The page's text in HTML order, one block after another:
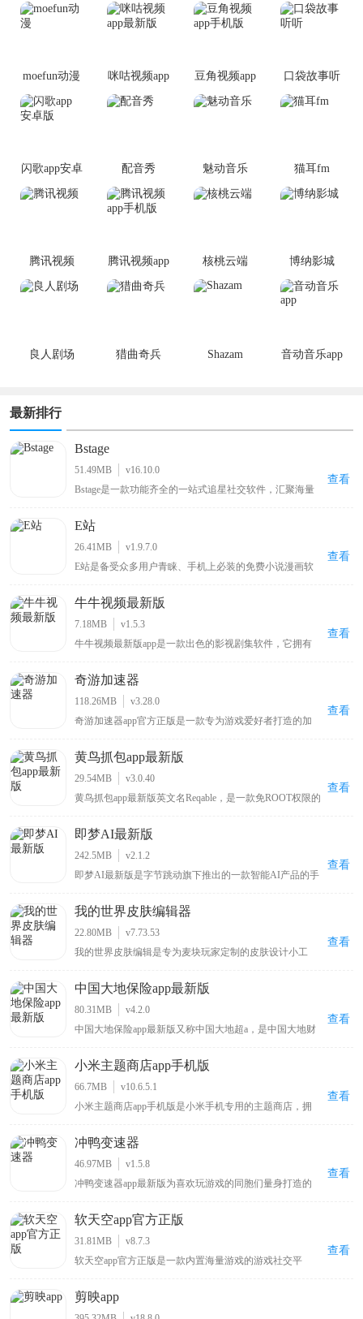
moefun动漫
咪咕视频app
最新版
豆角视频app
手机版
口袋故事听
闪歌app安卓
版
配音秀 魅动音乐 猫耳fm
腾讯视频
腾讯视频app
手机版
核桃云端 博纳影城
良人剧场 猎曲奇兵 Shazam 音动音乐app
最新排行
Bstage
51.49MB
v16.10.0
Bstage是一款功能齐全的一站式追星社交软件，汇聚海量
解，同时提供星粉互动、粉丝社交、音源试听、周边选
购、线下活动报名等全套追星服务。界面简洁清爽、分类
清晰，操作简单易上手，全方位满足用户日常追星、互动
交友、资源收藏的多样化需求。
查看
E站
26.41MB
v1.9.7.0
E站是备受众多用户青睐、手机上必装的免费小说漫画软
该新版本软件将各种功能免费提供给用户，为漫画爱好者
带来丰富多样且免费便捷的阅读体验 。
查看
牛牛视频最新版
7.18MB
v1.5.3
牛牛视频最新版app是一款出色的影视剧集软件，它拥有
随心播放这些影视内容，让用户畅享沉浸式的大片观看体
验，满足不同用户多样化的影视观看需求。
查看
奇游加速器
118.26MB
v3.28.0
奇游加速器app官方正版是一款专为游戏爱好者打造的加
予全面的服务确保。此软件采用先进加速技术，智能选择
最好服务器，优化数据传输方法，降低延迟和遗失，提升
您的游戏体验。无论您是热衷使命召唤战区、王者荣耀国
际服、PUBGM，或是DNFM、刺激战场、吃鸡外服等国
数据连接，保证您在游戏里能够享受到顺畅的游戏速度和
稳定的联络。
查看
黄鸟抓包app最新版
29.54MB
v3.0.40
黄鸟抓包app最新版英文名Reqable，是一款免ROOT权限的
HTTPS、WebSocket各类流量数据，搭载精准流量筛选、
数据包注入调试、跨端协同抓包能力。兼顾新手简易操作
与高阶开发调试需求，适配接口测试、网络排错、数据核
验场景，是开发者与运维人员必备的移动端抓包神器。
查看
即梦AI最新版
242.5MB
v2.1.2
即梦AI最新版是字节跳动旗下推出的一款智能AI产品的手
用抖音账号登录app后，只需用自然语言在即梦AI最新版
上描述自己的想法，便能迅速捕捉并理解，然后挥洒创意
生成图片。如果对生成的图片不满意，用户还可以利用内
置的编辑功能进行微调，让创意更加完美。
查看
我的世界皮肤编辑器
22.80MB
v7.73.53
我的世界皮肤编辑是专为麦块玩家定制的皮肤设计小工
新游戏体验，软件提供前后左右和俯仰六个视角方便涂
色，确保无死角遗漏，绘制完成的皮肤可直接保存至手机
相册，便于随时使用 。
查看
中国大地保险app最新版
80.31MB
v4.2.0
中国大地保险app最新版又称中国大地超a，是中国大地财
在线咨询办理业务，提前了解业务范围，为车主提供便捷
的保险查询与办理渠道，助力用户轻松掌握车险信息及完
成相关业务操作。
查看
小米主题商店app手机版
66.7MB
v10.6.5.1
小米主题商店app手机版是小米手机专用的主题商店，拥
同，同时该APP对安卓原生系统进行优化改良，可使手机
运行更流畅、操作更快捷，在KK下载站可下载体验这一
能为小米手机带来独特体验与性能优化的主题商店APP 。
查看
冲鸭变速器
46.97MB
v1.5.8
冲鸭变速器app最新版为喜欢玩游戏的同胞们量身打造的
键搜索的到，非常全面；并且玩热门游戏加速减速任你说
了算，玩游戏就要玩出畅快感！而且使用​冲鸭变速器app
最新版能够帮助用户加快游戏进度，让你可以随时在这里
加快自己的游戏进程，直接畅玩各种游戏，非常适合那些
味的游戏情节，再也不用担心自己需要面对无聊的游戏剧
情内容啦。
查看
软天空app官方正版
31.81MB
v8.7.3
软天空app官方正版是一款内置海量游戏的游戏社交平
游戏日常动态展示游戏生活，通过分享帖子寻找志同道合
的朋友交流，此外游戏玩家还能在上面找到大神编写的各
查看
剪映app